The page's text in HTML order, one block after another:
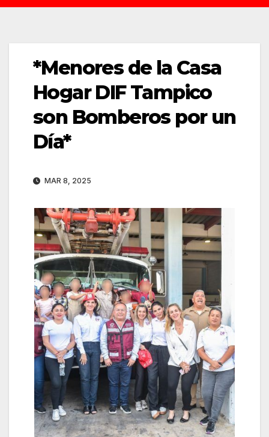
*Menores de la Casa
Hogar DIF Tampico
son Bomberos por un
Día*
MAR 8, 2025